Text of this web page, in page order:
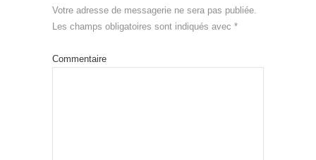
Votre adresse de messagerie ne sera pas publiée.
Les champs obligatoires sont indiqués avec *
Commentaire